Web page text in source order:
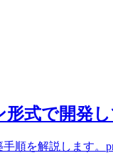
式で開発
を解説します。